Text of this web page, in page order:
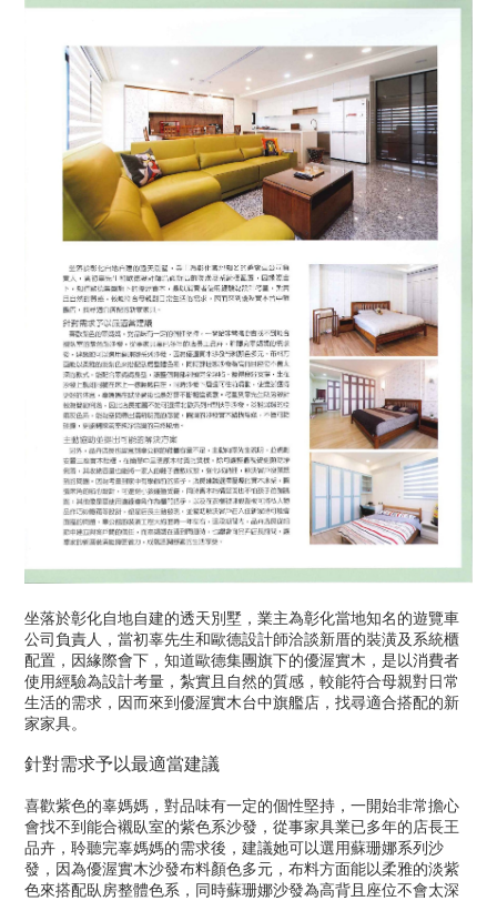
坐落於彰化自地自建的透天別墅，業主為彰化當地知名的遊覽車
公司負責人，當初辜先生和歐德設計師洽談新厝的裝潢及系統櫃
配置，因緣際會下，知道歐德集團旗下的優渥實木，是以消費者
使用經驗為設計考量，紮實且自然的質感，較能符合母親對日常
生活的需求，因而來到優渥實木台中旗艦店，找尋適合搭配的新
家家具。
針對需求予以最適當建議
喜歡紫色的辜媽媽，對品味有一定的個性堅持，一開始非常擔心
會找不到能合襯臥室的紫色系沙發，從事家具業已多年的店長王
品卉，聆聽完辜媽媽的需求後，建議她可以選用蘇珊娜系列沙
發，因為優渥實木沙發布料顏色多元，布料方面能以柔雅的淡紫
色來搭配臥房整體色系，同時蘇珊娜沙發為高背且座位不會太深